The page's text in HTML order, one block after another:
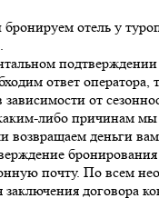
отель у
подтверждении
ответ оператора,
от
либо причинам
возвращаем деньги вам.
почту. По всем
договора